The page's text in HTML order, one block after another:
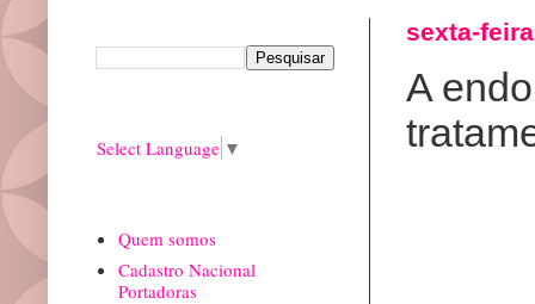
sexta-
A
Select Language ▼
Quem somos
Cadastro Nacional
Portadoras